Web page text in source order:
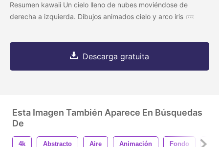
Resumen kawaii Un cielo lleno de nubes moviéndose de
derecha a izquierda. Dibujos animados cielo y arco iris
Descarga gratuita
Esta Imagen También Aparece En Búsquedas
De
4k Abstracto Aire Animación Fondo